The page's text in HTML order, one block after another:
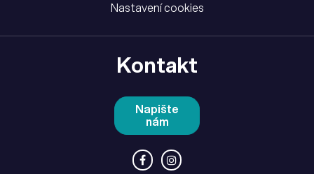
Nastavení cookies
Kontakt
Napište
nám